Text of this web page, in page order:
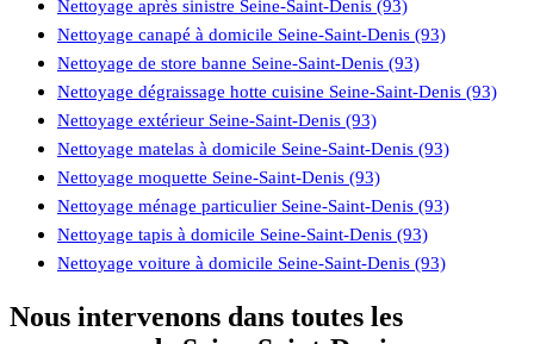
Nettoyage après sinistre Seine-Saint-Denis (93)
Nettoyage canapé à domicile Seine-Saint-Denis (93)
Nettoyage de store banne Seine-Saint-Denis (93)
Nettoyage dégraissage hotte cuisine Seine-Saint-Denis (93)
Nettoyage extérieur Seine-Saint-Denis (93)
Nettoyage matelas à domicile Seine-Saint-Denis (93)
Nettoyage moquette Seine-Saint-Denis (93)
Nettoyage ménage particulier Seine-Saint-Denis (93)
Nettoyage tapis à domicile Seine-Saint-Denis (93)
Nettoyage voiture à domicile Seine-Saint-Denis (93)
Nous intervenons dans toutes les